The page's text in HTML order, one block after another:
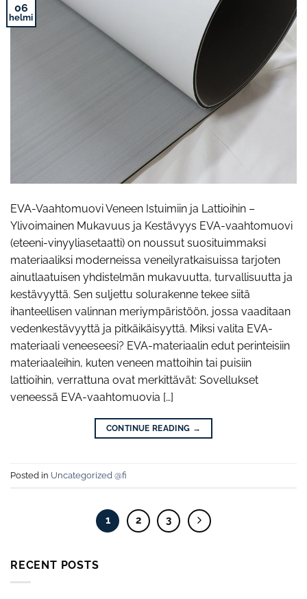
06
helmi
EVA-Vaahtomuovi Veneen Istuimiin ja Lattioihin –
Ylivoimainen Mukavuus ja Kestävyys EVA-vaahtomuovi
(eteeni-vinyyliasetaatti) on noussut suosituimmaksi
materiaaliksi moderneissa veneilyratkaisuissa tarjoten
ainutlaatuisen yhdistelmän mukavuutta, turvallisuutta ja
kestävyyttä. Sen suljettu solurakenne tekee siitä
ihanteellisen valinnan meriympäristöön, jossa vaaditaan
vedenkestävyyttä ja pitkäikäisyyttä. Miksi valita EVA-
materiaali veneeseesi? EVA-materiaalin edut perinteisiin
materiaaleihin, kuten veneen mattoihin tai puisiin
lattioihin, verrattuna ovat merkittävät: Sovellukset
veneessä EVA-vaahtomuovia […]
CONTINUE READING →
Posted in Uncategorized @fi
1 2 3
RECENT POSTS